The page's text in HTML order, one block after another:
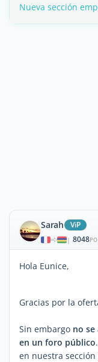
Nueva sección
Sarah ViP
| 8048
Hola Eunice,
Gracias por la
Sin embargo no
en un foro público
en nuestra sección